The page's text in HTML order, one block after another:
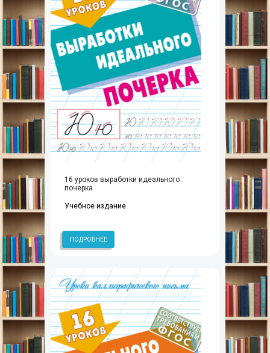
16 уроков выработки идеального
почерка
Учебное издание
ПОДРОБНЕЕ